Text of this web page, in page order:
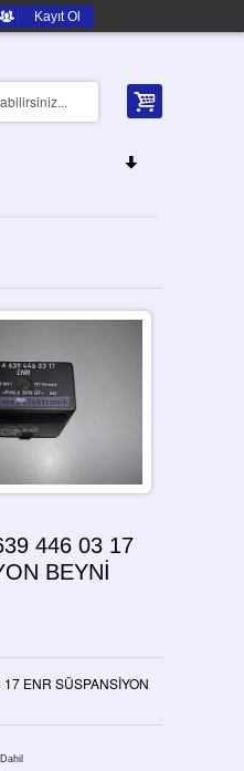
Kayıt Ol
446 03 17
BEYNİ
ENR SÜSPANSİYON